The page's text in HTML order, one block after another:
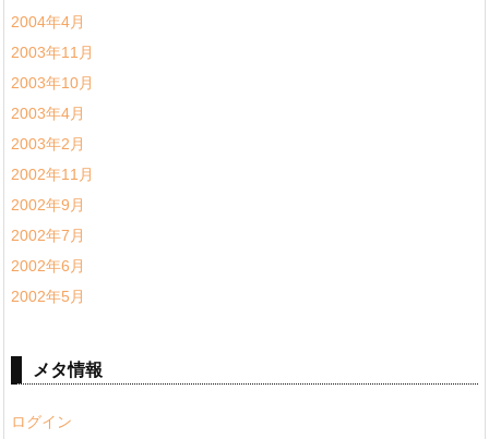
2004年4月
2003年11月
2003年10月
2003年4月
2003年2月
2002年11月
2002年9月
2002年7月
2002年6月
2002年5月
メタ情報
ログイン